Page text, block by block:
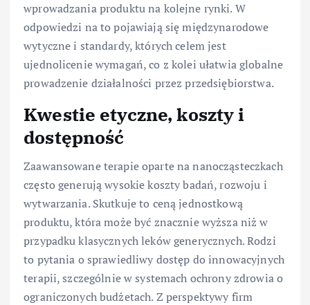
wprowadzania produktu na kolejne rynki. W
odpowiedzi na to pojawiają się międzynarodowe
wytyczne i standardy, których celem jest
ujednolicenie wymagań, co z kolei ułatwia globalne
prowadzenie działalności przez przedsiębiorstwa.
Kwestie etyczne, koszty i
dostępność
Zaawansowane terapie oparte na nanocząsteczkach
często generują wysokie koszty badań, rozwoju i
wytwarzania. Skutkuje to ceną jednostkową
produktu, która może być znacznie wyższa niż w
przypadku klasycznych leków generycznych. Rodzi
to pytania o sprawiedliwy dostęp do innowacyjnych
terapii, szczególnie w systemach ochrony zdrowia o
ograniczonych budżetach. Z perspektywy firm